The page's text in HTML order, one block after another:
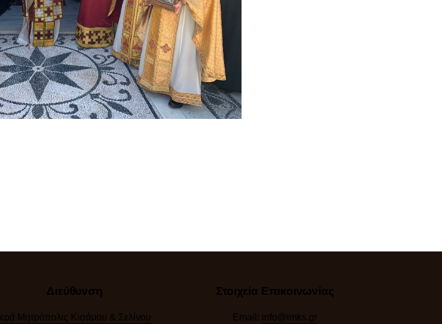
Διεύθυνση
Ιερά Μητρόπολις Κισάμου & Σελίνου
Στοιχεία Επικοινωνίας
Email: info@imks.gr